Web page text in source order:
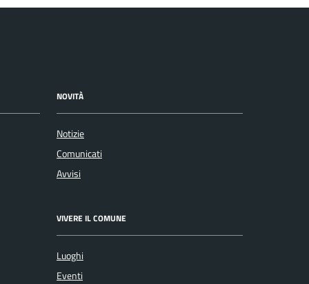
NOVITÀ
Notizie
Comunicati
Avvisi
VIVERE IL COMUNE
Luoghi
Eventi